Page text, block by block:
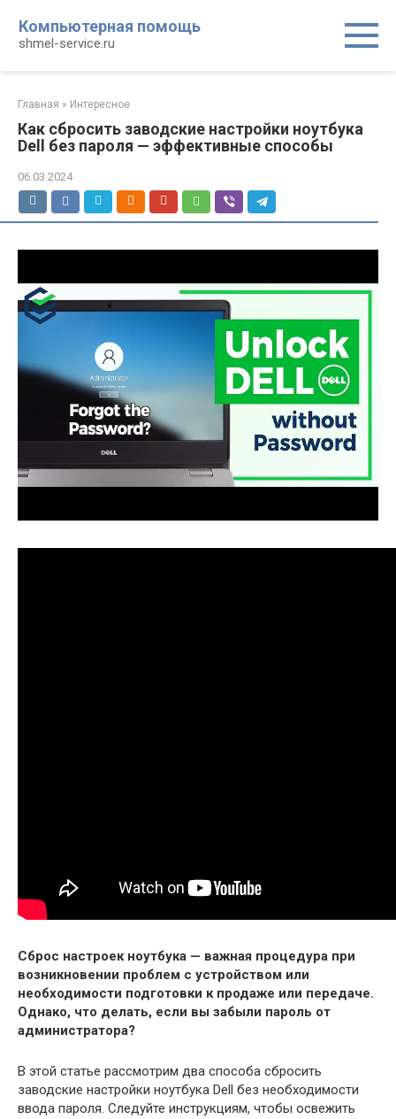
контенту
Компьютерная помощь
shmel-service.ru
Главная » Интересное
Как сбросить заводские настройки ноутбука
Dell без пароля — эффективные способы
06.03.2024
Сброс настроек ноутбука — важная процедура при
возникновении проблем с устройством или
необходимости подготовки к продаже или передаче.
Однако, что делать, если вы забыли пароль от
администратора?
В этой статье рассмотрим два способа сбросить
заводские настройки ноутбука Dell без необходимости
ввода пароля. Следуйте инструкциям, чтобы освежить